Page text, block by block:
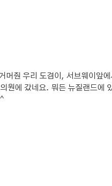
머줜 우리 도겸이, 서브웨이앞
원에 갔네요. 뭐든 뉴질랜드에